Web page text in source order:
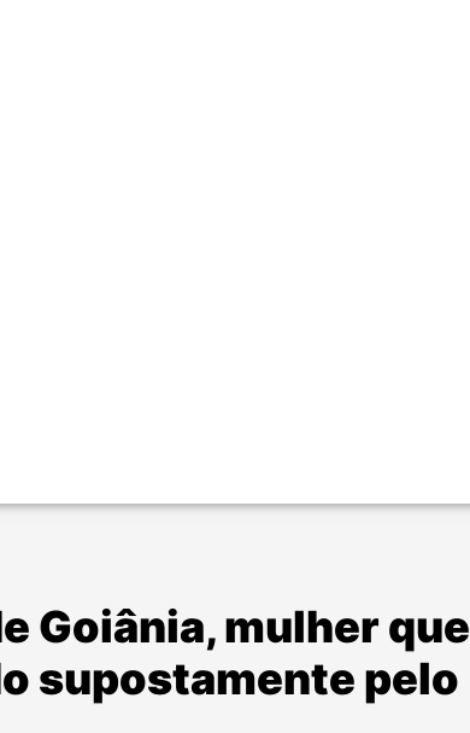
Goiânia, mulher que
supostamente pelo